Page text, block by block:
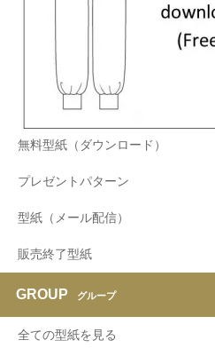
無料型紙（ダウンロード）
プレゼントパターン
型紙（メール配信）
販売終了型紙
GROUP グループ
全ての型紙を見る